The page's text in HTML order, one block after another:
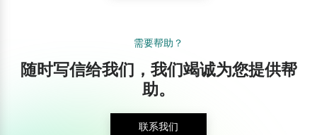
需要帮助？
随时写信给我们，我们竭诚为您提供帮
助。
联系我们